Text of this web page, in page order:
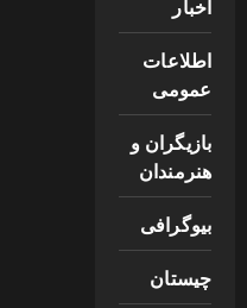
اخبار
اطلاعات
عمومی
بازیگران و
هنرمندان
بیوگرافی
چیستان